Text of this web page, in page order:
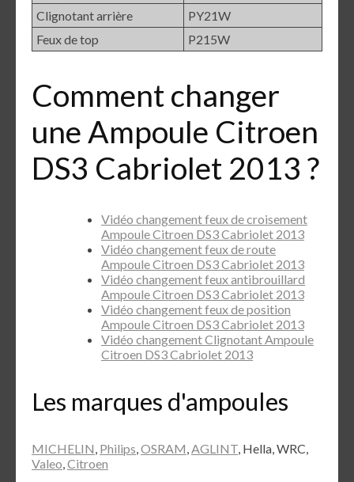
Clignotant arrière
PY21W
Feux de top
P215W
Comment changer
une Ampoule Citroen
DS3 Cabriolet 2013 ?
Vidéo changement feux de croisement
Ampoule Citroen DS3 Cabriolet 2013
Vidéo changement feux de route
Ampoule Citroen DS3 Cabriolet 2013
Vidéo changement feux antibrouillard
Ampoule Citroen DS3 Cabriolet 2013
Vidéo changement feux de position
Ampoule Citroen DS3 Cabriolet 2013
Vidéo changement Clignotant Ampoule
Citroen DS3 Cabriolet 2013
Les marques d'ampoules
MICHELIN, Philips,OSRAM,AGLINT, Hella, WRC,
Valeo,Citroen